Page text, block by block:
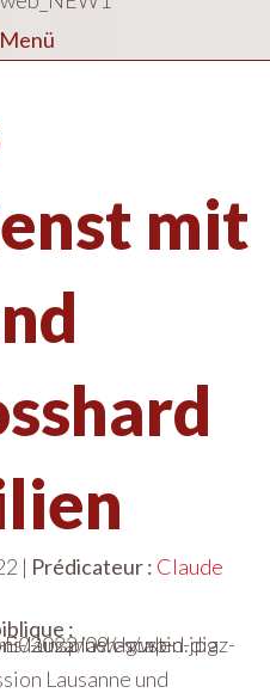
Menü
mit
| Prédicateur : Claude
:
Lausanne und